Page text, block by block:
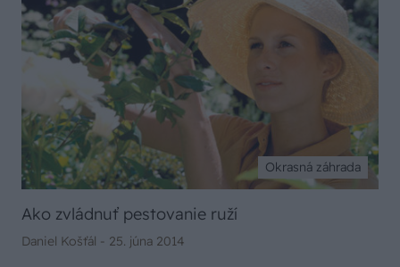
Okrasná záhrada
Ako zvládnuť pestovanie ruží
Daniel Košťál - 25. júna 2014